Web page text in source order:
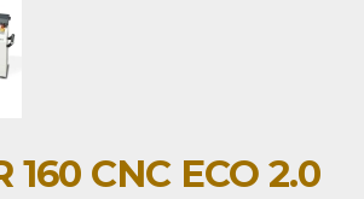
160 CNC ECO 2.0